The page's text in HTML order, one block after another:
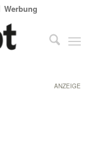
Werbung
ANZEIGE